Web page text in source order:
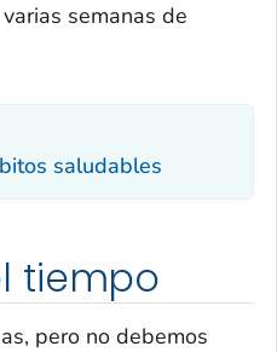
semanas de
saludables
tiempo
pero no debemos